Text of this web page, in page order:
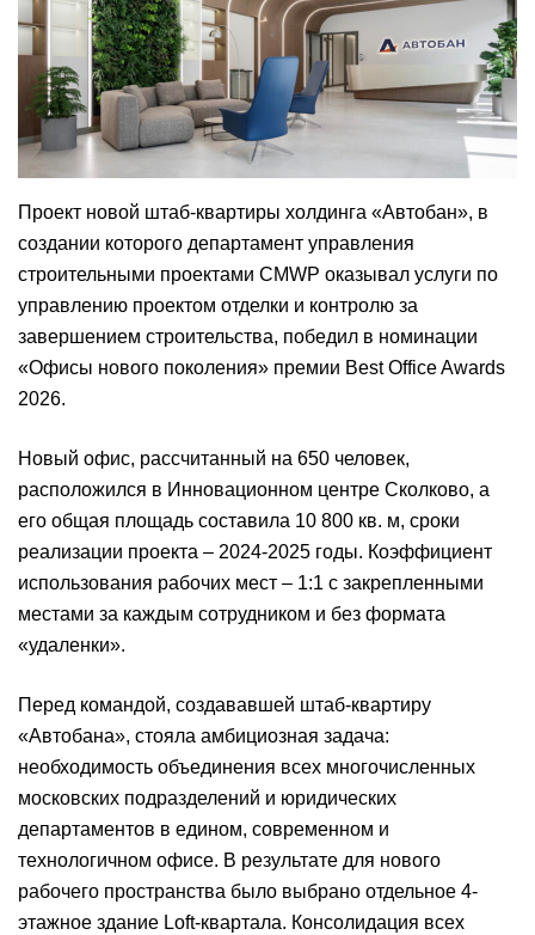
Проект новой штаб-квартиры холдинга «Автобан», в
создании которого департамент управления
строительными проектами CMWP оказывал услуги по
управлению проектом отделки и контролю за
завершением строительства, победил в номинации
«Офисы нового поколения» премии Best Office Awards
2026.
Новый офис, рассчитанный на 650 человек,
расположился в Инновационном центре Сколково, а
его общая площадь составила 10 800 кв. м, сроки
реализации проекта – 2024-2025 годы. Коэффициент
использования рабочих мест – 1:1 с закрепленными
местами за каждым сотрудником и без формата
«удаленки».
Перед командой, создававшей штаб-квартиру
«Автобана», стояла амбициозная задача:
необходимость объединения всех многочисленных
московских подразделений и юридических
департаментов в едином, современном и
технологичном офисе. В результате для нового
рабочего пространства было выбрано отдельное 4-
этажное здание Loft-квартала. Консолидация всех